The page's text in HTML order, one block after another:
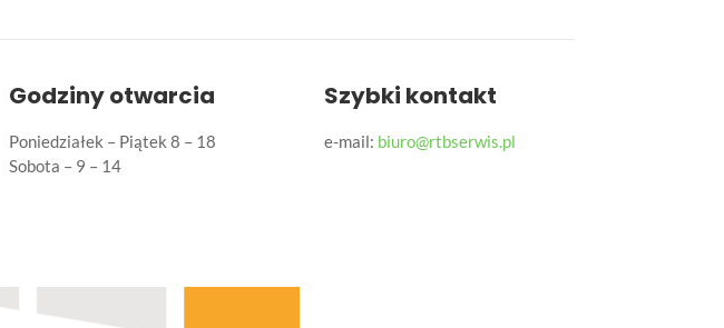
Godziny otwarcia
Poniedziałek – Piątek 8 – 18
Sobota – 9 – 14
Szybki kontakt
e-mail: biuro@rtbserwis.pl